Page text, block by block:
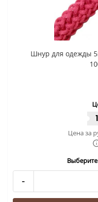
Шнур для одежды
Цена за
-